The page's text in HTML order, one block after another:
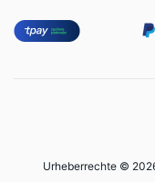
Urheberrechte ©